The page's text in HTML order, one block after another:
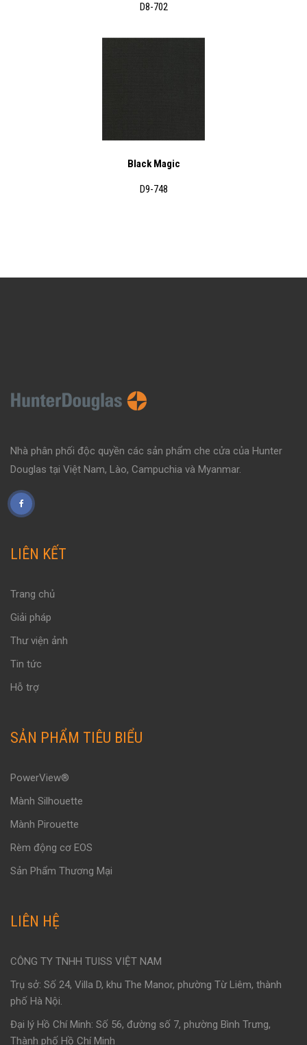
D8-702
Black Magic
D9-748
Nhà phân phối độc quyền các sản phẩm che cửa của Hunter
Douglas tại Việt Nam, Lào, Campuchia và Myanmar.
LIÊN KẾT
Trang chủ
Giải pháp
Thư viện ảnh
Tin tức
Hỗ trợ
SẢN PHẨM TIÊU BIỂU
PowerView®
Mành Silhouette
Mành Pirouette
Rèm động cơ EOS
Sản Phẩm Thương Mại
LIÊN HỆ
CÔNG TY TNHH TUISS VIỆT NAM
Trụ sở: Số 24, Villa D, khu The Manor, phường Từ Liêm, thành
phố Hà Nội.
Đại lý Hồ Chí Minh: Số 56, đường số 7, phường Bình Trưng,
Thành phố Hồ Chí Minh